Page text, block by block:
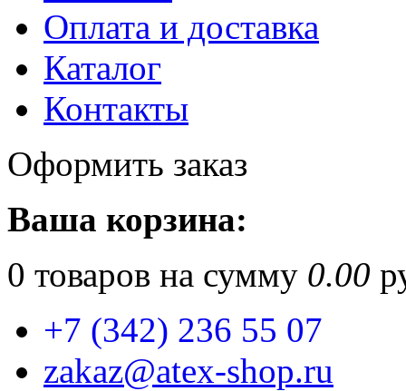
Оплата и доставка
Каталог
Контакты
Оформить заказ
Ваша корзина:
0 товаров на сумму 0.00
+7 (342) 236 55 07
zakaz@atex-shop.ru